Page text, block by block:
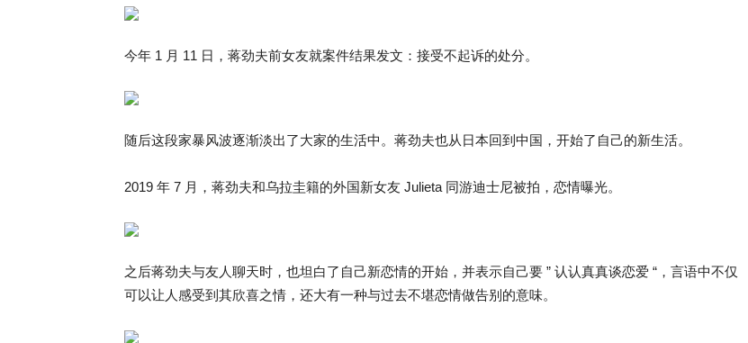
今年 1 月 11 日，蒋劲夫前女友就案件结果发文：接受不起诉的处分。
随后这段家暴风波逐渐淡出了大家的生活中。蒋劲夫也从日本回到中国，开始了自己的新生活。
2019 年 7 月，蒋劲夫和乌拉圭籍的外国新女友 Julieta 同游迪士尼被拍，恋情曝光。
之后蒋劲夫与友人聊天时，也坦白了自己新恋情的开始，并表示自己要 ” 认认真真谈恋爱 “，言语中不仅
可以让人感受到其欣喜之情，还大有一种与过去不堪恋情做告别的意味。